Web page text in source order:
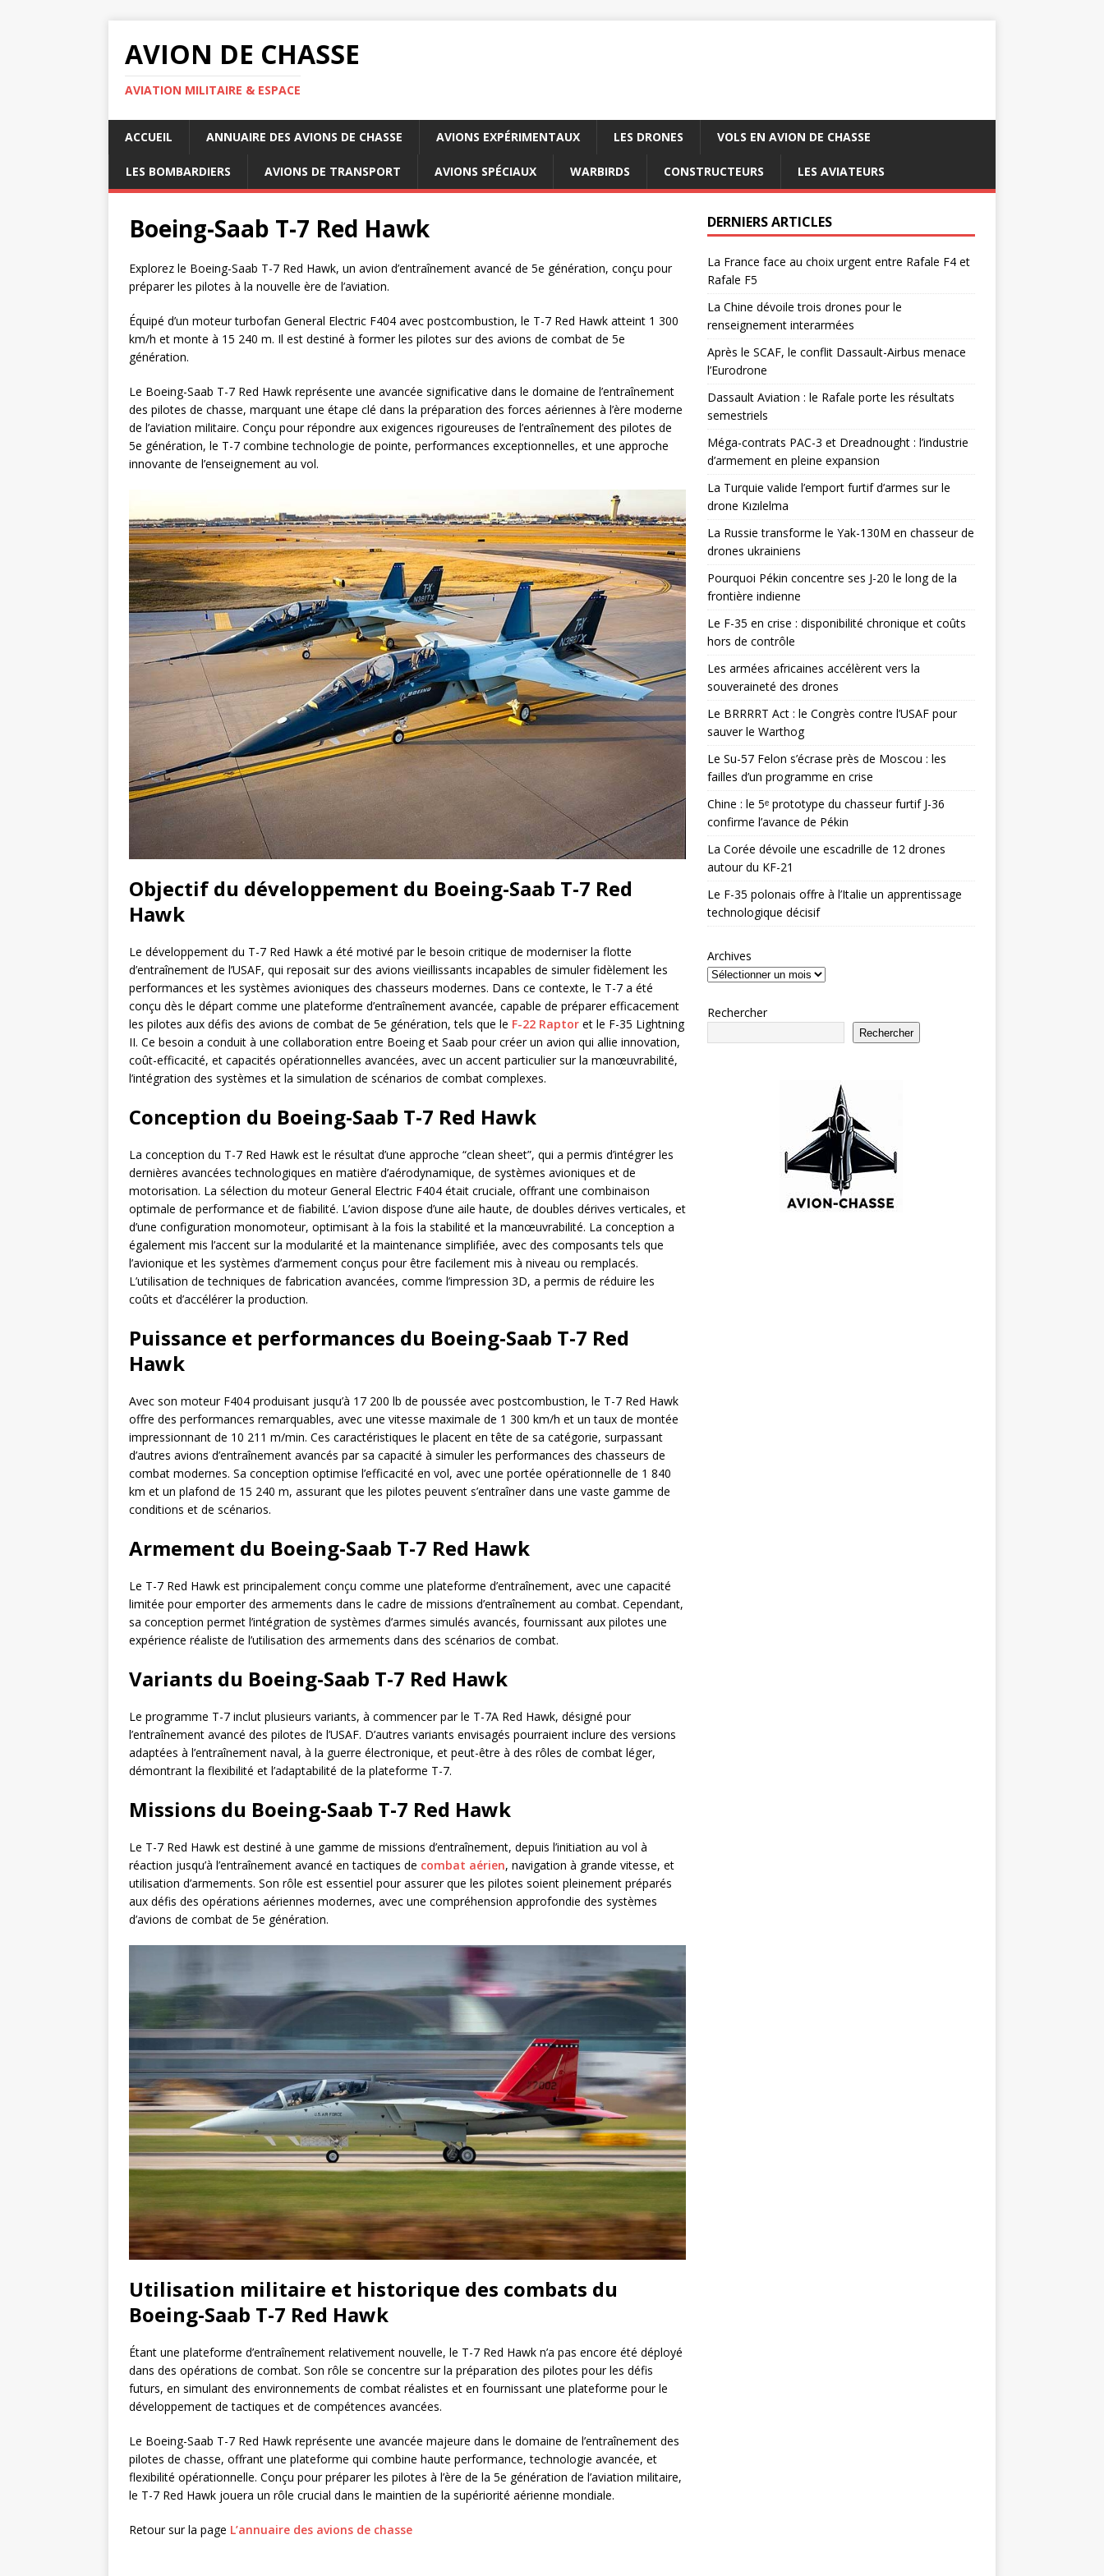
AVION DE CHASSE
AVIATION MILITAIRE & ESPACE
ACCUEIL ANNUAIRE DES AVIONS DE CHASSE AVIONS EXPÉRIMENTAUX LES DRONES VOLS EN AVION DE CHASSE
LES BOMBARDIERS AVIONS DE TRANSPORT AVIONS SPÉCIAUX WARBIRDS CONSTRUCTEURS LES AVIATEURS
Boeing-Saab T-7 Red Hawk
Explorez le Boeing-Saab T-7 Red Hawk, un avion d’entraînement avancé de 5e génération, conçu pour
préparer les pilotes à la nouvelle ère de l’aviation.
Équipé d’un moteur turbofan General Electric F404 avec postcombustion, le T-7 Red Hawk atteint 1 300
km/h et monte à 15 240 m. Il est destiné à former les pilotes sur des avions de combat de 5e
génération.
Le Boeing-Saab T-7 Red Hawk représente une avancée significative dans le domaine de l’entraînement
des pilotes de chasse, marquant une étape clé dans la préparation des forces aériennes à l’ère moderne
de l’aviation militaire. Conçu pour répondre aux exigences rigoureuses de l’entraînement des pilotes de
5e génération, le T-7 combine technologie de pointe, performances exceptionnelles, et une approche
innovante de l’enseignement au vol.
Objectif du développement du Boeing-Saab T-7 Red
Hawk
Le développement du T-7 Red Hawk a été motivé par le besoin critique de moderniser la flotte
d’entraînement de l’USAF, qui reposait sur des avions vieillissants incapables de simuler fidèlement les
performances et les systèmes avioniques des chasseurs modernes. Dans ce contexte, le T-7 a été
conçu dès le départ comme une plateforme d’entraînement avancée, capable de préparer efficacement
les pilotes aux défis des avions de combat de 5e génération, tels que le F-22 Raptor et le F-35 Lightning
II. Ce besoin a conduit à une collaboration entre Boeing et Saab pour créer un avion qui allie innovation,
coût-efficacité, et capacités opérationnelles avancées, avec un accent particulier sur la manœuvrabilité,
l’intégration des systèmes et la simulation de scénarios de combat complexes.
Conception du Boeing-Saab T-7 Red Hawk
La conception du T-7 Red Hawk est le résultat d’une approche “clean sheet”, qui a permis d’intégrer les
dernières avancées technologiques en matière d’aérodynamique, de systèmes avioniques et de
motorisation. La sélection du moteur General Electric F404 était cruciale, offrant une combinaison
optimale de performance et de fiabilité. L’avion dispose d’une aile haute, de doubles dérives verticales, et
d’une configuration monomoteur, optimisant à la fois la stabilité et la manœuvrabilité. La conception a
également mis l’accent sur la modularité et la maintenance simplifiée, avec des composants tels que
l’avionique et les systèmes d’armement conçus pour être facilement mis à niveau ou remplacés.
L’utilisation de techniques de fabrication avancées, comme l’impression 3D, a permis de réduire les
coûts et d’accélérer la production.
Puissance et performances du Boeing-Saab T-7 Red
Hawk
Avec son moteur F404 produisant jusqu’à 17 200 lb de poussée avec postcombustion, le T-7 Red Hawk
offre des performances remarquables, avec une vitesse maximale de 1 300 km/h et un taux de montée
impressionnant de 10 211 m/min. Ces caractéristiques le placent en tête de sa catégorie, surpassant
d’autres avions d’entraînement avancés par sa capacité à simuler les performances des chasseurs de
combat modernes. Sa conception optimise l’efficacité en vol, avec une portée opérationnelle de 1 840
km et un plafond de 15 240 m, assurant que les pilotes peuvent s’entraîner dans une vaste gamme de
conditions et de scénarios.
Armement du Boeing-Saab T-7 Red Hawk
Le T-7 Red Hawk est principalement conçu comme une plateforme d’entraînement, avec une capacité
limitée pour emporter des armements dans le cadre de missions d’entraînement au combat. Cependant,
sa conception permet l’intégration de systèmes d’armes simulés avancés, fournissant aux pilotes une
expérience réaliste de l’utilisation des armements dans des scénarios de combat.
Variants du Boeing-Saab T-7 Red Hawk
Le programme T-7 inclut plusieurs variants, à commencer par le T-7A Red Hawk, désigné pour
l’entraînement avancé des pilotes de l’USAF. D’autres variants envisagés pourraient inclure des versions
adaptées à l’entraînement naval, à la guerre électronique, et peut-être à des rôles de combat léger,
démontrant la flexibilité et l’adaptabilité de la plateforme T-7.
Missions du Boeing-Saab T-7 Red Hawk
Le T-7 Red Hawk est destiné à une gamme de missions d’entraînement, depuis l’initiation au vol à
réaction jusqu’à l’entraînement avancé en tactiques de combat aérien, navigation à grande vitesse, et
utilisation d’armements. Son rôle est essentiel pour assurer que les pilotes soient pleinement préparés
aux défis des opérations aériennes modernes, avec une compréhension approfondie des systèmes
d’avions de combat de 5e génération.
Utilisation militaire et historique des combats du
Boeing-Saab T-7 Red Hawk
Étant une plateforme d’entraînement relativement nouvelle, le T-7 Red Hawk n’a pas encore été déployé
dans des opérations de combat. Son rôle se concentre sur la préparation des pilotes pour les défis
futurs, en simulant des environnements de combat réalistes et en fournissant une plateforme pour le
développement de tactiques et de compétences avancées.
Le Boeing-Saab T-7 Red Hawk représente une avancée majeure dans le domaine de l’entraînement des
pilotes de chasse, offrant une plateforme qui combine haute performance, technologie avancée, et
flexibilité opérationnelle. Conçu pour préparer les pilotes à l’ère de la 5e génération de l’aviation militaire,
le T-7 Red Hawk jouera un rôle crucial dans le maintien de la supériorité aérienne mondiale.
Retour sur la page L’annuaire des avions de chasse
DERNIERS ARTICLES
La France face au choix urgent entre Rafale F4 et
Rafale F5
La Chine dévoile trois drones pour le
renseignement interarmées
Après le SCAF, le conflit Dassault-Airbus menace
l’Eurodrone
Dassault Aviation : le Rafale porte les résultats
semestriels
Méga-contrats PAC-3 et Dreadnought : l’industrie
d’armement en pleine expansion
La Turquie valide l’emport furtif d’armes sur le
drone Kızılelma
La Russie transforme le Yak-130M en chasseur de
drones ukrainiens
Pourquoi Pékin concentre ses J-20 le long de la
frontière indienne
Le F-35 en crise : disponibilité chronique et coûts
hors de contrôle
Les armées africaines accélèrent vers la
souveraineté des drones
Le BRRRRT Act : le Congrès contre l’USAF pour
sauver le Warthog
Le Su-57 Felon s’écrase près de Moscou : les
failles d’un programme en crise
Chine : le 5ᵉ prototype du chasseur furtif J-36
confirme l’avance de Pékin
La Corée dévoile une escadrille de 12 drones
autour du KF-21
Le F-35 polonais offre à l’Italie un apprentissage
technologique décisif
Archives
Rechercher
Rechercher